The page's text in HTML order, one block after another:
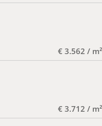
€ 3.562 / m²
€ 3.712 / m²